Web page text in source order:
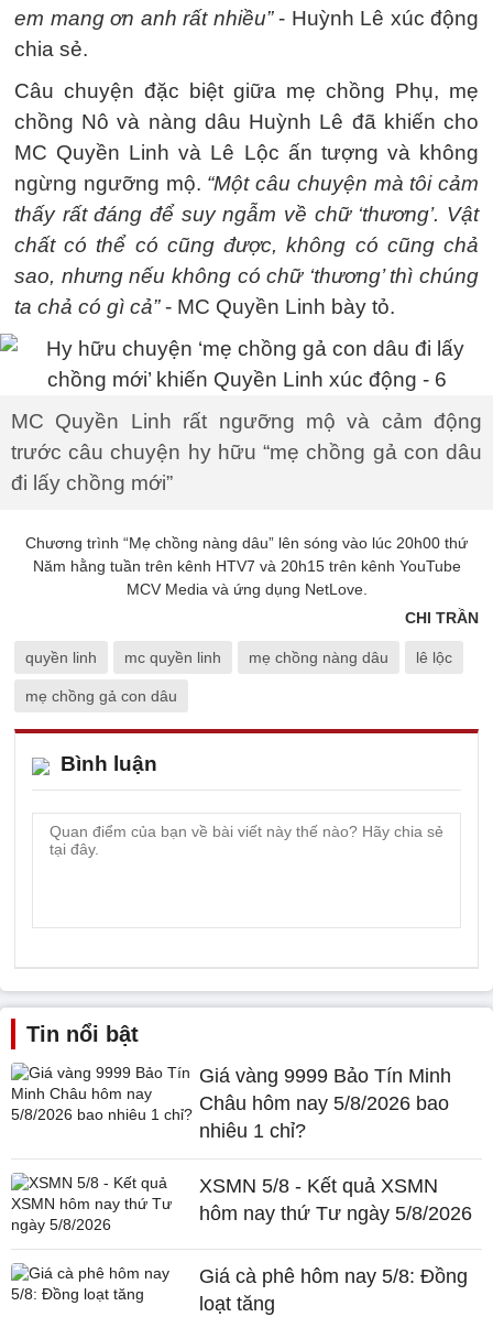
em mang ơn anh rất nhiều”- Huỳnh Lê xúc động
chia sẻ.
Câu chuyện đặc biệt giữa mẹ chồng Phụ, mẹ
chồng Nô và nàng dâu Huỳnh Lê đã khiến cho
MC Quyền Linh và Lê Lộc ấn tượng và không
ngừng ngưỡng mộ. “Một câu chuyện mà tôi cảm
thấy rất đáng để suy ngẫm về chữ ‘thương’. Vật
chất có thể có cũng được, không có cũng chả
sao, nhưng nếu không có chữ ‘thương’ thì chúng
ta chả có gì cả”- MC Quyền Linh bày tỏ.
MC Quyền Linh rất ngưỡng mộ và cảm động
trước câu chuyện hy hữu “mẹ chồng gả con dâu
đi lấy chồng mới”
Chương trình “Mẹ chồng nàng dâu” lên sóng vào lúc 20h00 thứ
Năm hằng tuần trên kênh HTV7 và 20h15 trên kênh YouTube
MCV Media và ứng dụng NetLove.
CHI TRẦN
quyền linh mc quyền linh mẹ chồng nàng dâu lê lộc
mẹ chồng gả con dâu
Bình luận
Tin nổi bật
Giá vàng 9999 Bảo Tín Minh
Châu hôm nay 5/8/2026 bao
nhiêu 1 chỉ?
XSMN 5/8 - Kết quả XSMN
hôm nay thứ Tư ngày 5/8/2026
Giá cà phê hôm nay 5/8: Đồng
loạt tăng